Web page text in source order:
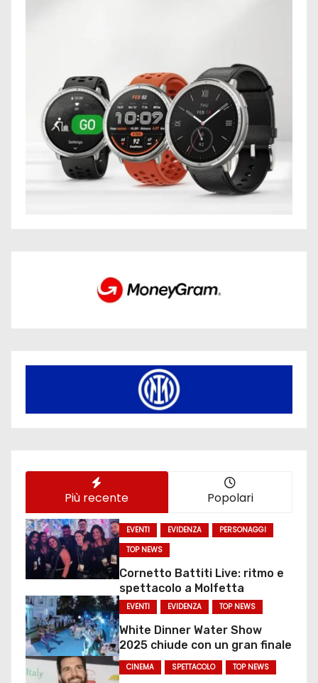
Più recente Popolari
EVENTI EVIDENZA
PERSONAGGI
TOP NEWS
Cornetto Battiti Live: ritmo e
spettacolo a Molfetta
EVENTI EVIDENZA TOP NEWS
White Dinner Water Show
2025 chiude con un gran finale
CINEMA SPETTACOLO TOP NEWS